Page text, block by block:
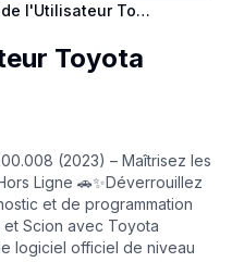
Manuel de l'Utilisateur Toyota TechStream
Toyota
(2023) – Maîtrisez les
Ligne 🚗✨Déverrouillez
et de programmation
Scion avec Toyota
logiciel officiel de niveau